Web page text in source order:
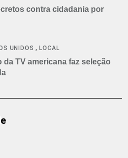
contra cidadania por
UNIDOS ,LOCAL
TV americana faz seleção